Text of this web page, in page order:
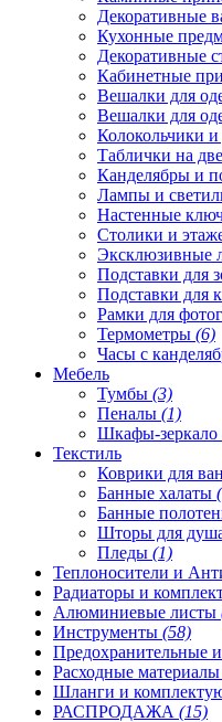
Декоративные
Кухонные
Декоративные
Кабинетные
Вешалки для
Вешалки для
Колокольчики
Таблички на
Канделябры и
Лампы и
Настенные
Столики и
Эксклюзивные
Подставки для
Подставки для
Рамки для
Термометры (6)
Часы с
Мебель
Тумбы (3)
Пеналы (1)
Шкафы-зеркало
Текстиль
Коврики для
Банные халаты
Банные
Шторы для
Пледы (1)
Теплоносители и
Радиаторы и
Алюминиевые листы
Инструменты (58)
Предохранительные
Расходные материалы
Шланги и
РАСПРОДАЖА (15)